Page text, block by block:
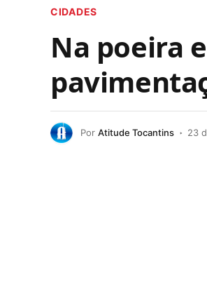
CIDADES
Na poeira
Por Atitude Tocantins 23